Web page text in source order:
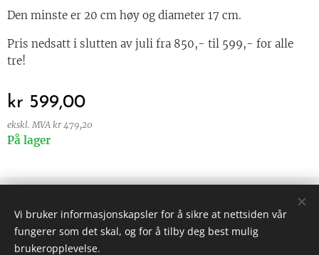
Den minste er 20 cm høy og diameter 17 cm.
Pris nedsatt i slutten av juli fra 850,- til 599,- for alle
tre!
kr 599,00
ekskl. MVA kr 479,20
På lager
Vilkår og betingelser|Personvern
Informasjonskapsler
Vi bruker informasjonskapsler for å sikre at nettsiden vår
fungerer som det skal, og for å tilby deg best mulig
brukeropplevelse.